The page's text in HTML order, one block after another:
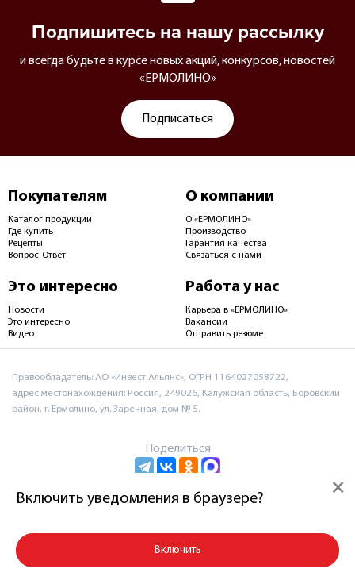
Подпишитесь на нашу рассылку
и всегда будьте в курсе новых акций, конкурсов, новостей
«ЕРМОЛИНО»
Подписаться
Покупателям
Каталог продукции
Где купить
Рецепты
Вопрос-Ответ
О компании
О «ЕРМОЛИНО»
Производство
Гарантия качества
Связаться с нами
Это интересно
Новости
Это интересно
Видео
Работа у нас
Карьера в «ЕРМОЛИНО»
Вакансии
Отправить резюме
Правообладатель: АО «Инвест Альянс», ОГРН 1164027058722,
адрес местонахождения: Россия, 249026, Калужская область, Боровский
район, г. Ермолино, ул. Заречная, дом № 5.
Поделиться
Пользовательское соглашение и политика
×
Включить уведомления в браузере?
Включить